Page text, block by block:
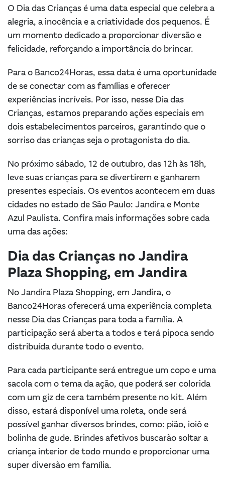
O Dia das Crianças é uma data especial que celebra a
alegria, a inocência e a criatividade dos pequenos. É
um momento dedicado a proporcionar diversão e
felicidade, reforçando a importância do brincar.
Para o Banco24Horas, essa data é uma oportunidade
de se conectar com as famílias e oferecer
experiências incríveis. Por isso, nesse Dia das
Crianças, estamos preparando ações especiais em
dois estabelecimentos parceiros, garantindo que o
sorriso das crianças seja o protagonista do dia.
No próximo sábado, 12 de outubro, das 12h às 18h,
leve suas crianças para se divertirem e ganharem
presentes especiais. Os eventos acontecem em duas
cidades no estado de São Paulo: Jandira e Monte
Azul Paulista. Confira mais informações sobre cada
uma das ações:
Dia das Crianças no Jandira
Plaza Shopping, em Jandira
No Jandira Plaza Shopping, em Jandira, o
Banco24Horas oferecerá uma experiência completa
nesse Dia das Crianças para toda a família. A
participação será aberta a todos e terá pipoca sendo
distribuída durante todo o evento.
Para cada participante será entregue um copo e uma
sacola com o tema da ação, que poderá ser colorida
com um giz de cera também presente no kit. Além
disso, estará disponível uma roleta, onde será
possível ganhar diversos brindes, como: pião, ioiô e
bolinha de gude. Brindes afetivos buscarão soltar a
criança interior de todo mundo e proporcionar uma
super diversão em família.